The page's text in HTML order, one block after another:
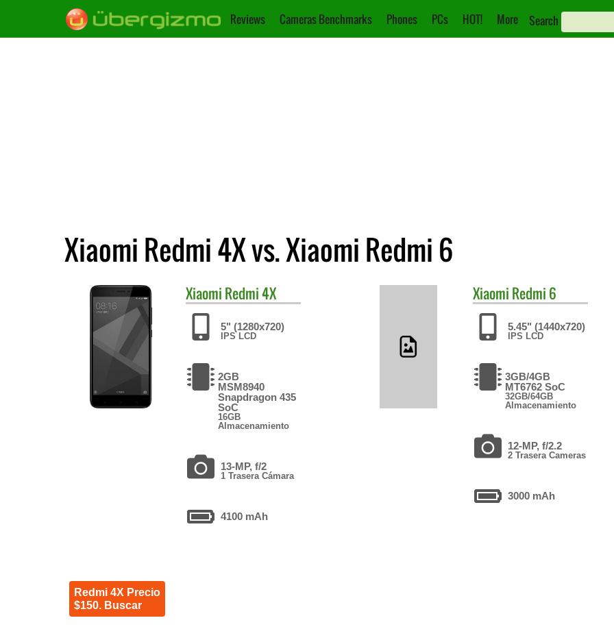
Reviews Cameras Benchmarks Phones PCs HOT! More Search
Xiaomi Redmi 4X vs. Xiaomi Redmi 6
Xiaomi Redmi 4X
5" (1280x720)
IPS LCD
2GB
MSM8940
Snapdragon 435
SoC
16GB
Almacenamiento
13-MP, f/2
1 Trasera Cámara
4100 mAh
Redmi 4X Precio
$150. Buscar
Xiaomi Redmi 6
5.45" (1440x720)
IPS LCD
3GB/4GB
MT6762 SoC
32GB/64GB
Almacenamiento
12-MP, f/2.2
2 Trasera Cameras
3000 mAh